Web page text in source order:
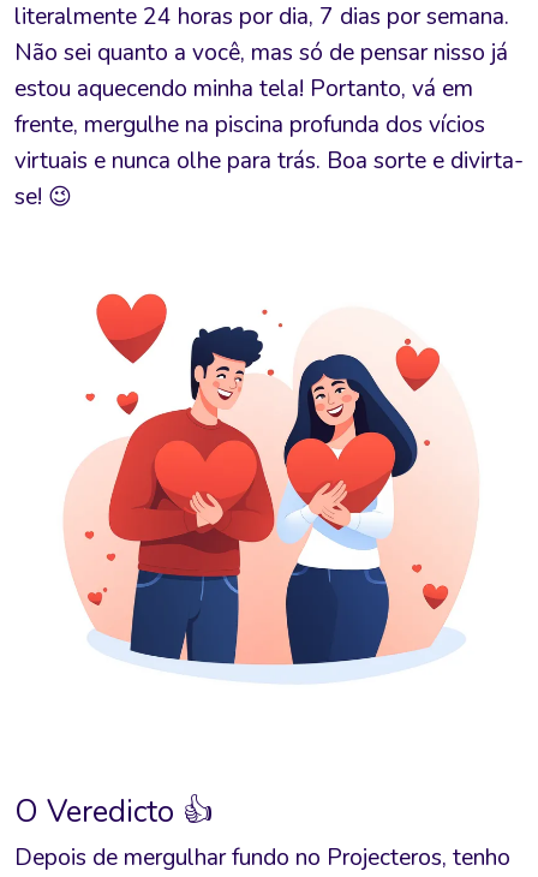
literalmente 24 horas por dia, 7 dias por semana.
Não sei quanto a você, mas só de pensar nisso já
estou aquecendo minha tela! Portanto, vá em
frente, mergulhe na piscina profunda dos vícios
virtuais e nunca olhe para trás. Boa sorte e divirta-
se! 😉
O Veredicto 👍
Depois de mergulhar fundo no Projecteros, tenho